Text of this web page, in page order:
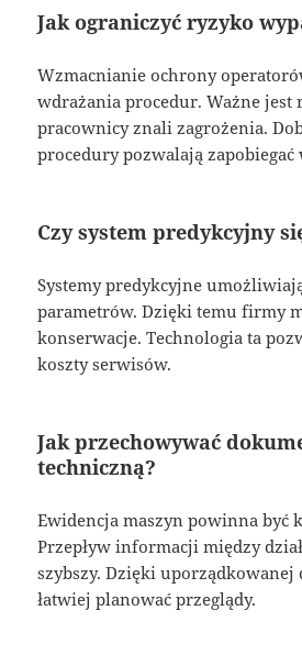
Jak ograniczyć ryzyko
Wzmacnianie ochrony
wdrażania procedur. Ważne jest
pracownicy znali zagrożenia.
procedury pozwalają zapobiegać
Czy system predykcyjny
Systemy predykcyjne
parametrów. Dzięki temu firmy
konserwacje. Technologia ta
koszty serwisów.
Jak przechowywać
techniczną?
Ewidencja maszyn powinna być
Przepływ informacji między
szybszy. Dzięki
łatwiej planować przeglądy.